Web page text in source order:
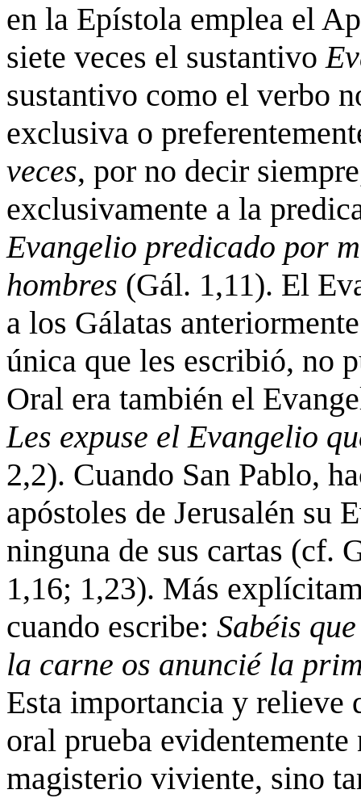
en la Epístola emplea el
siete veces el sustantivo
sustantivo como el verbo
exclusiva o
veces, por no decir
exclusivamente a la
Evangelio predicado por
hombres (Gál. 1,11). El
a los Gálatas
única que les escribió, no
Oral era también el
Les expuse el Evangelio
2,2). Cuando San Pablo,
apóstoles de Jerusalén su
ninguna de sus cartas (cf.
1,16; 1,23). Más
cuando escribe: Sabéis
la carne os anuncié la
Esta importancia y relieve
oral prueba
magisterio viviente, sino